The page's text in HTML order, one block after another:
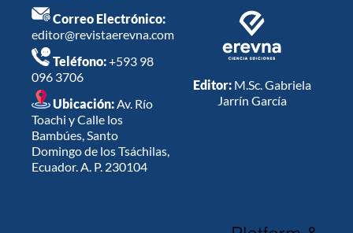
Correo Electrónico:
editor@revistaerevna.com
Teléfono:+593 98
096 3706
Ubicación:Av. Río
Toachi y Calle los
Bambúes, Santo
Domingo de los Tsáchilas,
Ecuador. A. P. 230104
Editor:M.Sc. Gabriela
Jarrín García